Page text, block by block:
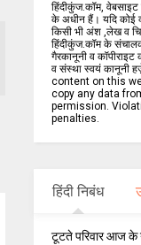
हिंदीकुंज.कॉम, वेबसाइट
के अधीन हैं। यदि कोई
किसी भी अंश ,लेख व
हिंदीकुंज.कॉम के
गैरकानूनी व
व संस्था स्वयं कानूनी
content on this
copy any data
permission.
penalties.
हिंदी निबंध
टूटते परिवार आज के